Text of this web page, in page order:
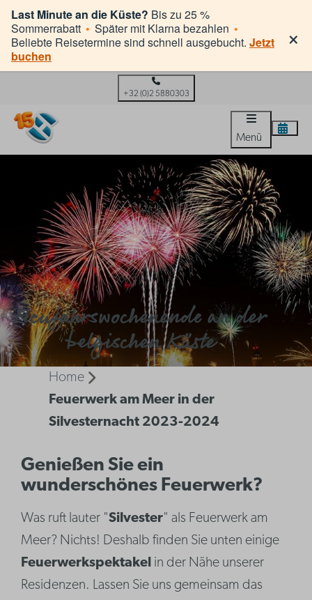
Last Minute an die Küste? Bis zu 25 %
Sommerrabatt • Später mit Klarna bezahlen •
Beliebte Reisetermine sind schnell ausgebucht. Jetzt
buchen
×
+32 (0)2 5880303
Menü
Neujahrswochenende an der
belgischen Küste
Home
Feuerwerk am Meer in der
Silvesternacht 2023-2024
Genießen Sie ein
wunderschönes Feuerwerk?
Was ruft lauter "Silvester" als Feuerwerk am
Meer? Nichts! Deshalb finden Sie unten einige
Feuerwerkspektakel in der Nähe unserer
Residenzen. Lassen Sie uns gemeinsam das